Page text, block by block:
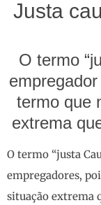
Justa
O termo
termo que
extrema
O termo “justa
empregadores,
situação extrema